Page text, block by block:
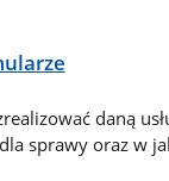
daną
sprawy oraz w